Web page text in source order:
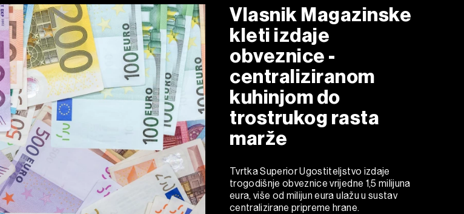
Vlasnik Magazinske
kleti izdaje
obveznice -
centraliziranom
kuhinjom do
trostrukog rasta
marže
Tvrtka Superior Ugostiteljstvo izdaje
trogodišnje obveznice vrijedne 1,5 milijuna
eura, više od milijun eura ulažu u sustav
centralizirane pripreme hrane.